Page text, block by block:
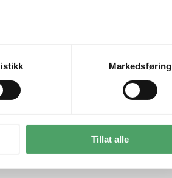
Markedsføring
Tillat alle